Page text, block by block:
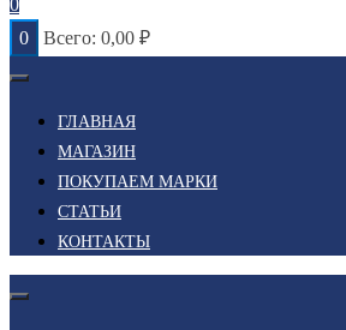
0
0
Всего: 0,00 ₽
ГЛАВНАЯ
МАГАЗИН
ПОКУПАЕМ МАРКИ
СТАТЬИ
КОНТАКТЫ